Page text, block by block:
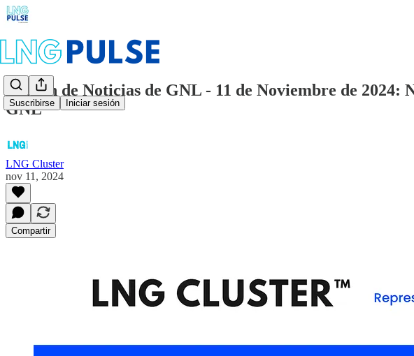
Suscribirse Iniciar sesión
Boletín de Noticias de GNL - 11 de Noviembre de 2024:
GNL
LNG Cluster
nov 11, 2024
Compartir